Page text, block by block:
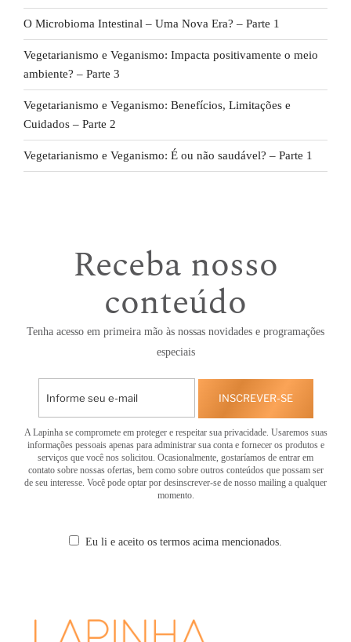
O Microbioma Intestinal – Uma Nova Era? – Parte 1
Vegetarianismo e Veganismo: Impacta positivamente o meio
ambiente? – Parte 3
Vegetarianismo e Veganismo: Benefícios, Limitações e
Cuidados – Parte 2
Vegetarianismo e Veganismo: É ou não saudável? – Parte 1
Receba nosso
conteúdo
Tenha acesso em primeira mão às nossas novidades e programações
especiais
INSCREVER-SE
A Lapinha se compromete em proteger e respeitar sua privacidade. Usaremos suas
informações pessoais apenas para administrar sua conta e fornecer os produtos e
serviços que você nos solicitou. Ocasionalmente, gostaríamos de entrar em
contato sobre nossas ofertas, bem como sobre outros conteúdos que possam ser
de seu interesse. Você pode optar por desinscrever-se de nosso mailing a qualquer
momento.
Eu li e aceito os termos acima mencionados.